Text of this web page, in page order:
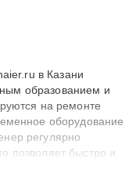
в Казани
образованием и
на ремонте
оборудование
регулярно
позволяет быстро и